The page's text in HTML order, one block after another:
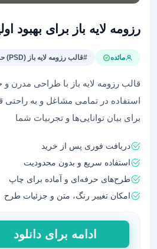
رزومه لایه باز برای بهبود اولین
مائده #قالب رزومه لایه باز (PSD) حرفه‌ای و فارسی
قالب رزومه لایه باز با طراحی مدرن
استفاده در تمامی مشاغل و به راحتی
برای بیان توانایی‌ها و تجربیات شما
دریافت فوری پس از خرید
استفاده سریع و بدون محدودیت
طرح‌های حرفه‌ای و آماده برای چاپ
امکان تغییر رنگ، متن و جزئیات طرح
رزومه
لایه
ادامه برای دانلود